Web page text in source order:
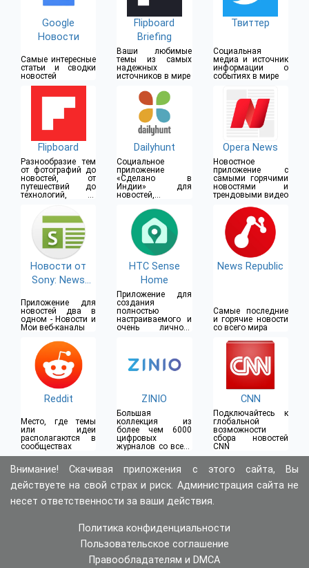
Google
Новости
Самые интересные
статьи и сводки
новостей
Flipboard
Briefing
Ваши любимые
темы из самых
надежных
источников в мире
Твиттер
Социальная
медиа и источник
информации о
событиях в мире
Flipboard
Разнообразие тем
от фотографий до
новостей, от
путешествий до
технологий, от
Dailyhunt
Социальное
приложение
«Сделано в
Индии» для
новостей,
видео
Opera News
Новостное
приложение с
самыми горячими
новостями и
трендовыми видео
Новости от
Sony: News
Приложение для
новостей два в
одном - Новости и
Мои веб-каналы
HTC Sense
Home
Приложение для
создания
полностью
настраиваемого и
очень личного
News Republic
Самые последние
и горячие новости
со всего мира
Reddit
Место, где темы
или идеи
располагаются в
сообществах
ZINIO
Большая
коллекция из
более чем 6000
цифровых
журналов со всего
мира
CNN
Подключайтесь к
глобальной
возможности
сбора новостей
CNN
Внимание! Скачивая приложения с этого сайта, Вы
действуете на свой страх и риск. Администрация сайта не
несет ответственности за ваши действия.
Политика конфиденциальности
Пользовательское соглашение
Правообладателям и DMCA